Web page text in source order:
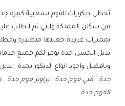
تحظى ديكورات الفوم بشعبية كبيرة
من سكان المملكة والتي تم الطلب
بمميزات عديدة جعلتها متصدرة
بديل الجبس جدة يوفر لكم جميع
وبافضل واجود انواع الديكور بجدة ,
جدة , فني فوم جدة , براويز فوم جدة ,
الفوم جدة .